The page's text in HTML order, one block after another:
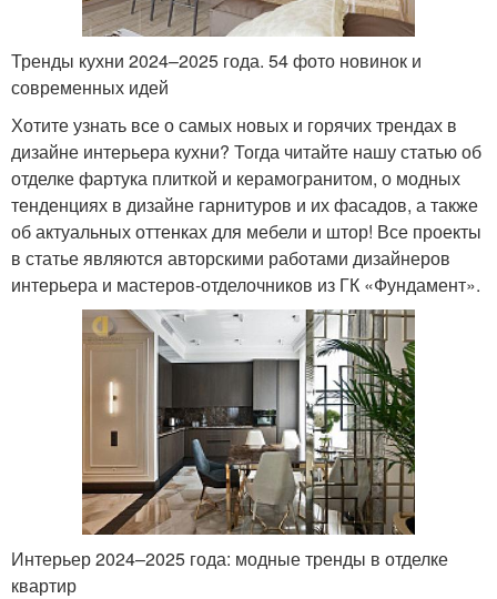
Тренды кухни 2024–2025 года. 54 фото новинок и
современных идей
Хотите узнать все о самых новых и горячих трендах в
дизайне интерьера кухни? Тогда читайте нашу статью об
отделке фартука плиткой и керамогранитом, о модных
тенденциях в дизайне гарнитуров и их фасадов, а также
об актуальных оттенках для мебели и штор! Все проекты
в статье являются авторскими работами дизайнеров
интерьера и мастеров-отделочников из ГК «Фундамент».
Интерьер 2024–2025 года: модные тренды в отделке
квартир